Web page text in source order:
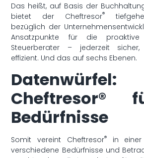
Das heißt, auf Basis der
bietet der Cheftresor®
bezüglich der
Ansatzpunkte für die
Steuerberater – jederzeit
effizient. Und das auf sechs Ebenen.
Datenwürfel:
Cheftresor®
Bedürfnisse
Somit vereint Cheftresor®in einer
verschiedene Bedürfnisse und